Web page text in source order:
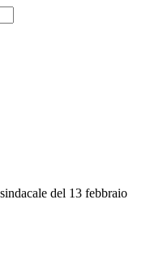
del 13 febbraio